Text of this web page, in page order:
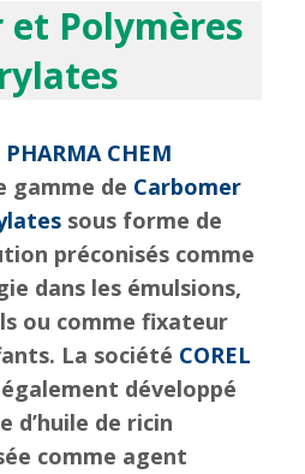
et Polymères
PHARMA CHEM
gamme de Carbomer
sous forme de
préconisés comme
dans les émulsions,
ou comme fixateur
La société COREL
développé
d’huile de ricin
comme agent